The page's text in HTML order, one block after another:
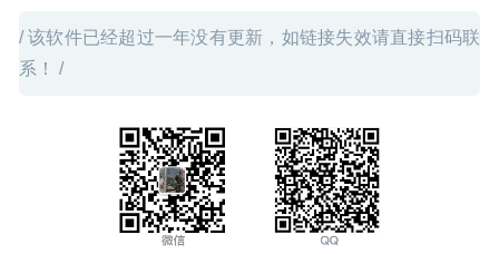
/ 该软件已经超过一年没有更新，如链接失效请直接扫码联
系！ /